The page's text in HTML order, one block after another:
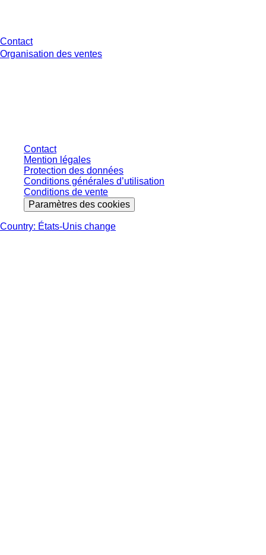
Contact
Organisation des ventes
Contact
Mention légales
Protection des données
Conditions générales d’utilisation
Conditions de vente
Paramètres des cookies
Country: États-Unis change